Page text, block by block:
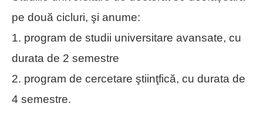
pe două cicluri, şi anume:
1. program de studii universitare avansate, cu
durata de 2 semestre
2. program de cercetare ştiinţfică, cu durata de
4 semestre.